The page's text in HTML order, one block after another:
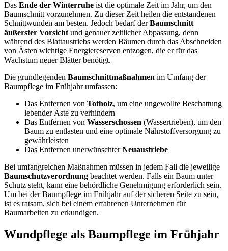
Das Ende der Winterruhe ist die optimale Zeit im Jahr, um den
Baumschnitt vorzunehmen. Zu dieser Zeit heilen die entstandenen
Schnittwunden am besten. Jedoch bedarf derBaumschnitt
äußerster Vorsicht und genauer zeitlicher Abpassung, denn
während des Blattaustriebs werden Bäumen durch das Abschneiden
von Ästen wichtige Energiereserven entzogen, die er für das
Wachstum neuer Blätter benötigt.
Die grundlegenden Baumschnittmaßnahmen im Umfang der
Baumpflege im Frühjahr umfassen:
Das Entfernen von Totholz, um eine ungewollte Beschattung
lebender Äste zu verhindern
Das Entfernen von Wasserschossen (Wassertrieben), um den
Baum zu entlasten und eine optimale Nährstoffversorgung zu
gewährleisten
Das Entfernen unerwünschterNeuaustriebe
Bei umfangreichen Maßnahmen müssen in jedem Fall die jeweilige
Baumschutzverordnung beachtet werden. Falls ein Baum unter
Schutz steht, kann eine behördliche Genehmigung erforderlich sein.
Um bei der Baumpflege im Frühjahr auf der sicheren Seite zu sein,
ist es ratsam, sich bei einem erfahrenen Unternehmen für
Baumarbeiten zu erkundigen.
Wundpflege als Baumpflege im Frühjahr